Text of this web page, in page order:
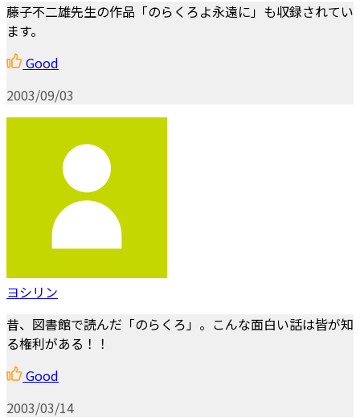
藤子不二雄先生の作品「のらくろよ永遠に」も収録されてい
ます。
Good
2003/09/03
ヨシリン
昔、図書館で読んだ「のらくろ」。こんな面白い話は皆が知
る権利がある！！
Good
2003/03/14